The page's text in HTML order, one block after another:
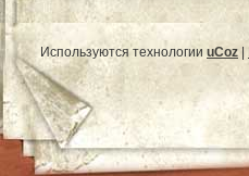
Используются технологии uCoz